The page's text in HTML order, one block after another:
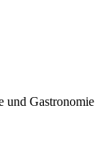
und Gastronomie